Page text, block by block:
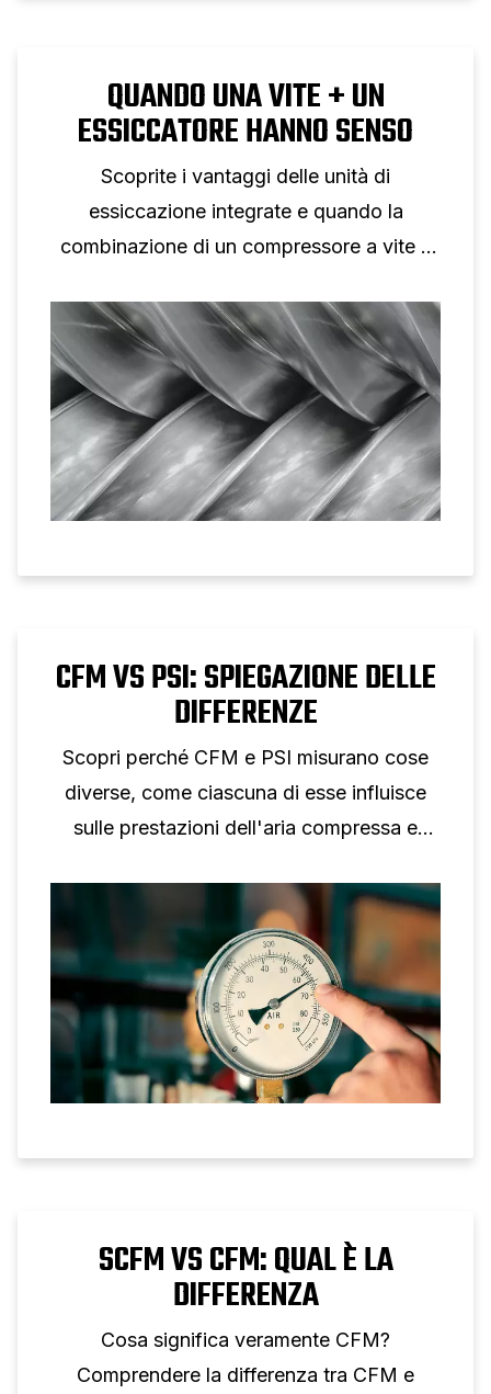
QUANDO UNA VITE + UN
ESSICCATORE HANNO SENSO
Scoprite i vantaggi delle unità di
essiccazione integrate e quando la
combinazione di un compressore a vite e
CFM VS PSI: SPIEGAZIONE DELLE
DIFFERENZE
Scopri perché CFM e PSI misurano cose
diverse, come ciascuna di esse influisce
sulle prestazioni dell'aria compressa e
individuale.
SCFM VS CFM: QUAL È LA
DIFFERENZA
Cosa significa veramente CFM?
Comprendere la differenza tra CFM e